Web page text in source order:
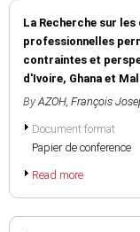
La Recherche sur
professionnelles
contraintes et
d'Ivoire, Ghana et
By AZOH, François
Document format
Papier de conference
Read more